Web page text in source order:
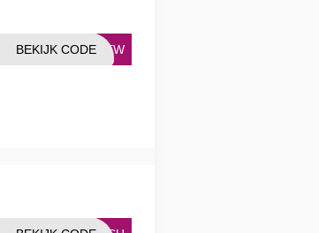
VIEW
BEKIJK CODE